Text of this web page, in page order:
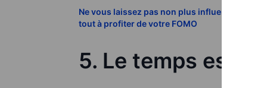
Ne vous laissez pas non plus influencer par
tout à profiter de votre FOMO
5. Le temps est